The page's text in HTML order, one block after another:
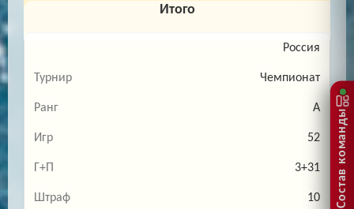
Итого
Россия
Чемпионат
A
52
3+31
10 Состав команды